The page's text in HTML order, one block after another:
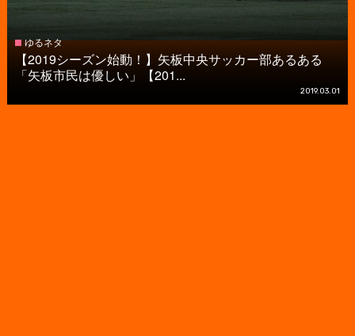
ゆるネタ
【2019シーズン始動！】矢板中央サッカー部あるある
「矢板市民は優しい」【201...
2019.03.01